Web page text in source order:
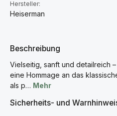
Hersteller:
Heiserman
Beschreibung
Vielseitig, sanft und detailreich
eine Hommage an das
als p… Mehr
Sicherheits- und